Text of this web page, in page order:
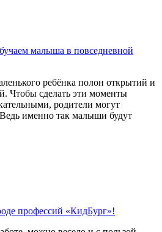
малыша в повседневной
ребёнка полон открытий и
Чтобы сделать эти моменты
родители могут
именно так малыши будут
профессий «КидБург»!